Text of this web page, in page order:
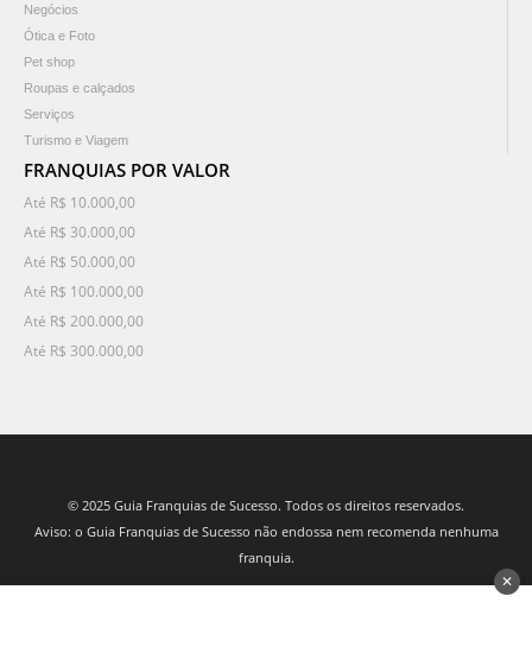
Negócios
Ótica e Foto
Pet shop
Roupas e calçados
Serviços
Turismo e Viagem
FRANQUIAS POR VALOR
Até R$ 10.000,00
Até R$ 30.000,00
Até R$ 50.000,00
Até R$ 100.000,00
Até R$ 200.000,00
Até R$ 300.000,00
© 2025 Guia Franquias de Sucesso. Todos os direitos reservados.
Aviso: o Guia Franquias de Sucesso não endossa nem recomenda nenhuma
franquia.
✕